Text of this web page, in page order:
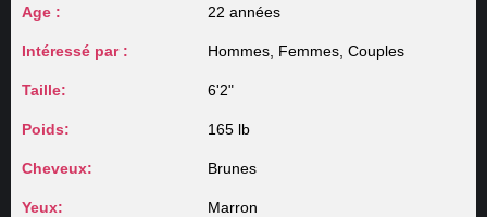
Age : 22 années
Intéressé par : Hommes, Femmes, Couples
Taille: 6'2"
Poids: 165 lb
Cheveux: Brunes
Yeux: Marron